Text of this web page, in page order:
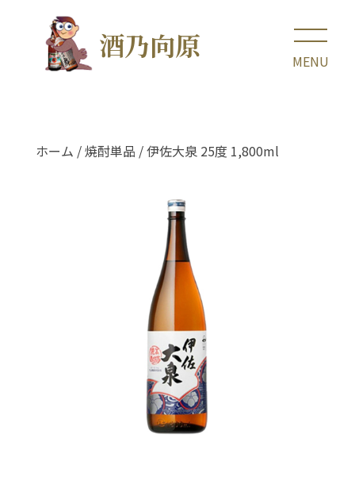
酒乃向原
ホーム /焼酎単品 / 伊佐大泉 25度 1,800ml